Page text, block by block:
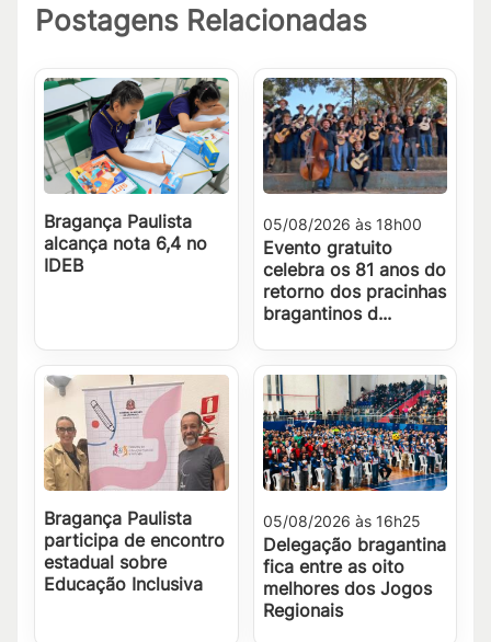
Postagens Relacionadas
Bragança Paulista
alcança nota 6,4 no
IDEB
05/08/2026 às 18h00
Evento gratuito
celebra os 81 anos do
retorno dos pracinhas
bragantinos d...
Bragança Paulista
participa de encontro
estadual sobre
Educação Inclusiva
05/08/2026 às 16h25
Delegação bragantina
fica entre as oito
melhores dos Jogos
Regionais